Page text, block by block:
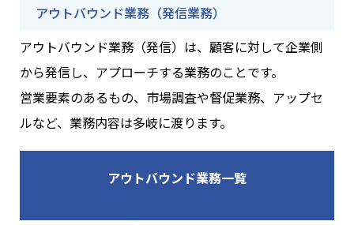
アウトバウンド業務（発信業務）
アウトバウンド業務（発信）は、顧客に対して企業側
から発信し、アプローチする業務のことです。
営業要素のあるもの、市場調査や督促業務、アップセ
ルなど、業務内容は多岐に渡ります。
アウトバウンド業務一覧